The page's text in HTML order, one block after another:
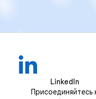
LinkedIn
Присоединяйтесь